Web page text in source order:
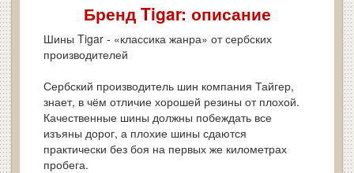
Бренд Tigar: описание
Шины Tigar - «классика жанра» от сербских
производителей
Сербский производитель шин компания Тайгер,
знает, в чём отличие хорошей резины от плохой.
Качественные шины должны побеждать все
изъяны дорог, а плохие шины сдаются
практически без боя на первых же километрах
пробега.